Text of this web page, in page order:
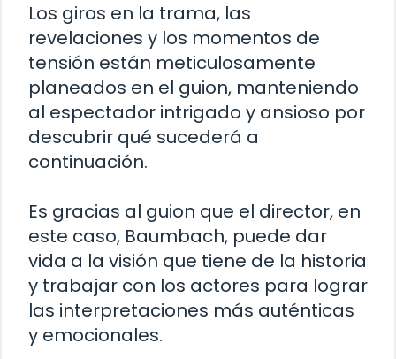
Los giros en la trama, las
revelaciones y los momentos de
tensión están meticulosamente
planeados en el guion, manteniendo
al espectador intrigado y ansioso por
descubrir qué sucederá a
continuación.
Es gracias al guion que el director, en
este caso, Baumbach, puede dar
vida a la visión que tiene de la historia
y trabajar con los actores para lograr
las interpretaciones más auténticas
y emocionales.